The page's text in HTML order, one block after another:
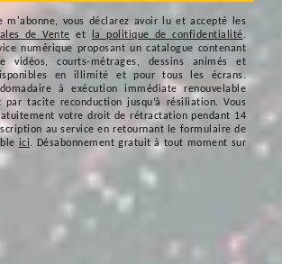
m'abonne, vous déclarez avoir lu et accepté les
de Vente et la politique de confidentialité.
numérique proposant un catalogue contenant
vidéos, courts-métrages, dessins animés et
en illimité et pour tous les écrans.
à exécution immédiate renouvelable
par tacite reconduction jusqu’à résiliation. Vous
votre droit de rétractation pendant 14
au service en retournant le formulaire de
ici. Désabonnement gratuit à tout moment sur